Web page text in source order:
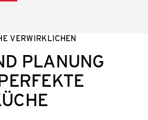
VERWIRKLICHEN
PLANUNG